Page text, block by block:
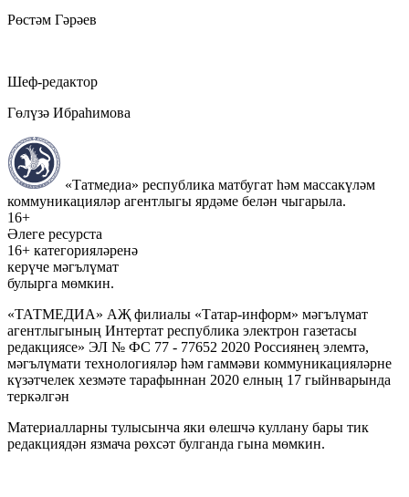
Рөстәм Гәрәев
Шеф-редактор
Гөлүзә Ибраһимова
«Татмедиа» республика матбугат һәм массакүләм
коммуникацияләр агентлыгы ярдәме белән чыгарыла.
16+
Әлеге ресурста
16+ категорияләренә
керүче мәгълүмат
булырга мөмкин.
«ТАТМЕДИА» АҖ филиалы «Татар-информ» мәгълүмат
агентлыгының Интертат республика электрон газетасы
редакциясе» ЭЛ № ФС 77 - 77652 2020 Россиянең элемтә,
мәгълүмати технологияләр һәм гаммәви коммуникацияләрне
күзәтчелек хезмәте тарафыннан 2020 елның 17 гыйнварында
теркәлгән
Материалларны тулысынча яки өлешчә куллану бары тик
редакциядән язмача рөхсәт булганда гына мөмкин.